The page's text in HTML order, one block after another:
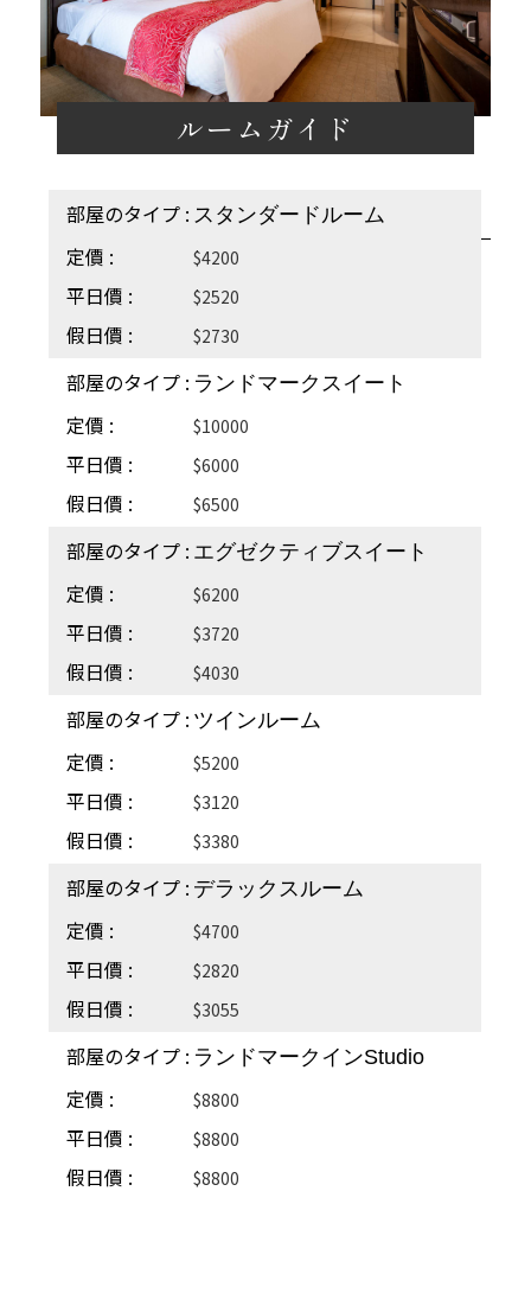
ルームガイド
スタンダードルーム
$4200
$2520
$2730
ランドマークスイート
$10000
$6000
$6500
エグゼクティブスイート
$6200
$3720
$4030
ツインルーム
$5200
$3120
$3380
デラックスルーム
$4700
$2820
$3055
ランドマークインStudio
$8800
$8800
$8800